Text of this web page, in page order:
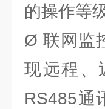
的操作等
Ø 联网监
现远程、
RS485通